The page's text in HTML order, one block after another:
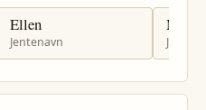
Ellen
Jentenavn
Mari